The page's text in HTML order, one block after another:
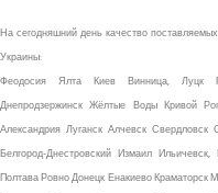
На сегодняшний день качество
Украины:
Феодосия Ялта Киев Винница, Луцк
Днепродзержинск Жёлтые Воды Кривой
Александрия Луганск Алчевск
Белгород-Днестровский Измаил
Полтава Ровно Донецк Енакиево